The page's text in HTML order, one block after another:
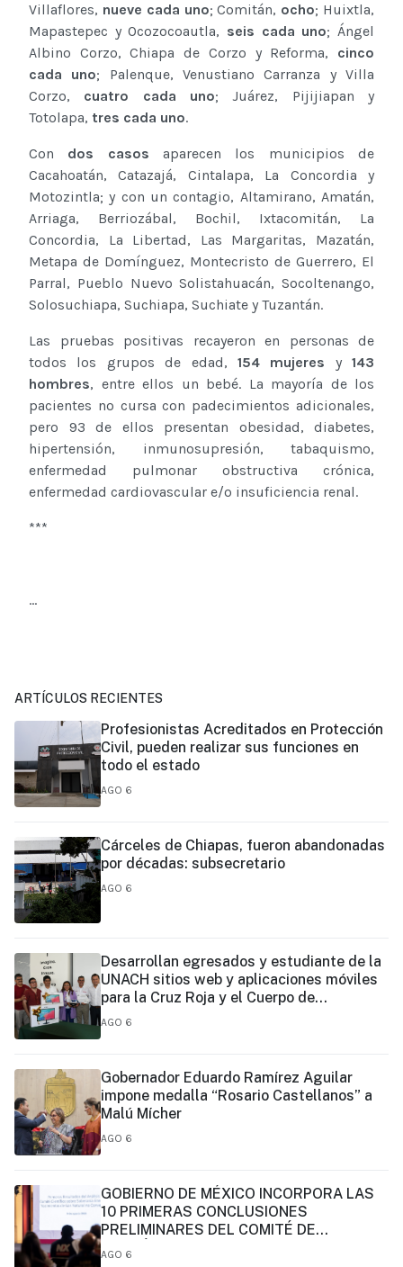
Villaflores, nueve cada uno; Comitán, ocho; Huixtla,
Mapastepec y Ocozocoautla, seis cada uno; Ángel
Albino Corzo, Chiapa de Corzo y Reforma, cinco
cada uno; Palenque, Venustiano Carranza y Villa
Corzo, cuatro cada uno; Juárez, Pijijiapan y
Totolapa, tres cada uno.
Con dos casos aparecen los municipios de
Cacahoatán, Catazajá, Cintalapa, La Concordia y
Motozintla; y con un contagio, Altamirano, Amatán,
Arriaga, Berriozábal, Bochil, Ixtacomitán, La
Concordia, La Libertad, Las Margaritas, Mazatán,
Metapa de Domínguez, Montecristo de Guerrero, El
Parral, Pueblo Nuevo Solistahuacán, Socoltenango,
Solosuchiapa, Suchiapa, Suchiate y Tuzantán.
Las pruebas positivas recayeron en personas de
todos los grupos de edad, 154 mujeres y 143
hombres, entre ellos un bebé. La mayoría de los
pacientes no cursa con padecimientos adicionales,
pero 93 de ellos presentan obesidad, diabetes,
hipertensión, inmunosupresión, tabaquismo,
enfermedad pulmonar obstructiva crónica,
enfermedad cardiovascular e/o insuficiencia renal.
***
...
ARTÍCULOS RECIENTES
Profesionistas Acreditados en Protección
Civil, pueden realizar sus funciones en
todo el estado
AGO 6
Cárceles de Chiapas, fueron abandonadas
por décadas: subsecretario
AGO 6
Desarrollan egresados y estudiante de la
UNACH sitios web y aplicaciones móviles
para la Cruz Roja y el Cuerpo de
Bomberos de Tapachula
AGO 6
Gobernador Eduardo Ramírez Aguilar
impone medalla “Rosario Castellanos” a
Malú Mícher
AGO 6
GOBIERNO DE MÉXICO INCORPORA LAS
10 PRIMERAS CONCLUSIONES
PRELIMINARES DEL COMITÉ DE
CIENTÍFICOS Y ESPECIALISTAS PARA EL
AGO 6